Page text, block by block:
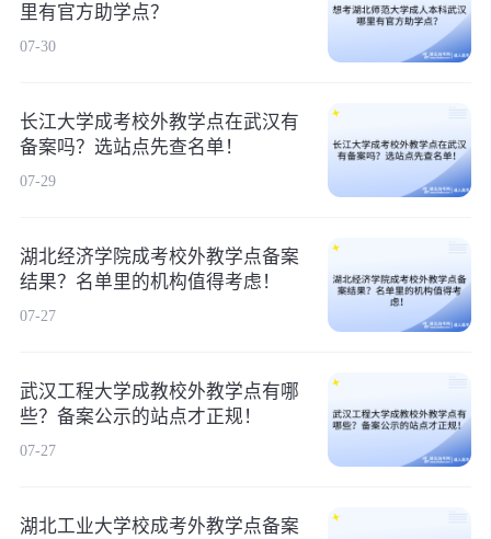
里有官方助学点？
07-30
长江大学成考校外教学点在武汉有
备案吗？选站点先查名单！
07-29
湖北经济学院成考校外教学点备案
结果？名单里的机构值得考虑！
07-27
武汉工程大学成教校外教学点有哪
些？备案公示的站点才正规！
07-27
湖北工业大学校成考外教学点备案